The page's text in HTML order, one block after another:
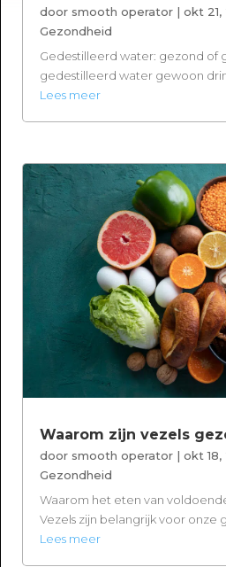
door smooth operator |okt 21,
Gezondheid
Gedestilleerd water: gezond of
gedestilleerd water gewoon
Lees meer
Waarom zijn vezels
door smooth operator |okt 18,
Gezondheid
Waarom het eten van
Vezels zijn belangrijk voor onze
Lees meer